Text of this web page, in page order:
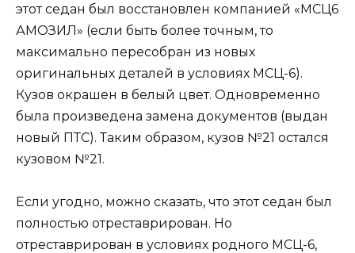
этот седан был восстановлен компанией «МСЦ6
АМОЗИЛ» (если быть более точным, то
максимально пересобран из новых
оригинальных деталей в условиях МСЦ-6).
Кузов окрашен в белый цвет. Одновременно
была произведена замена документов (выдан
новый ПТС). Таким образом, кузов №21 остался
кузовом №21.
Если угодно, можно сказать, что этот седан был
полностью отреставрирован. Но
отреставрирован в условиях родного МСЦ-6,